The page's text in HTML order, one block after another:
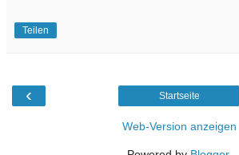
Teilen
‹ Startseite
Web-Version anzeigen